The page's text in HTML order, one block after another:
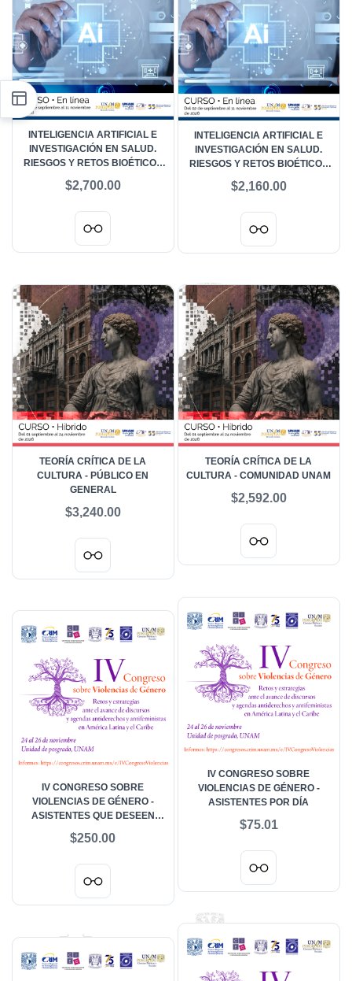
INTELIGENCIA ARTIFICIAL E
INVESTIGACIÓN EN SALUD.
RIESGOS Y RETOS BIOÉTICOS
PÚBLICO EN GENERAL
$2,700.00
INTELIGENCIA ARTIFICIAL E
INVESTIGACIÓN EN SALUD.
RIESGOS Y RETOS BIOÉTICOS
COMUNIDAD UNAM
$2,160.00
TEORÍA CRÍTICA DE LA
CULTURA - PÚBLICO EN
GENERAL
$3,240.00
TEORÍA CRÍTICA DE LA
CULTURA - COMUNIDAD UNAM
$2,592.00
IV CONGRESO SOBRE
VIOLENCIAS DE GÉNERO -
ASISTENTES POR DÍA
$75.01
IV CONGRESO SOBRE
VIOLENCIAS DE GÉNERO -
ASISTENTES QUE DESEEN
$250.00